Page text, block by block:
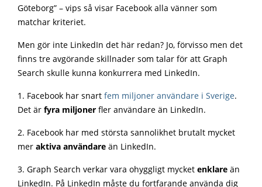
Göteborg” – vips så visar Facebook alla vänner som
matchar kriteriet.
Men gör inte LinkedIn det här redan? Jo, förvisso men det
finns tre avgörande skillnader som talar för att Graph
Search skulle kunna konkurrera med LinkedIn.
1. Facebook har snart fem miljoner användare i Sverige.
Det är fyra miljoner fler användare än LinkedIn.
2. Facebook har med största sannolikhet brutalt mycket
mer aktiva användare än LinkedIn.
3. Graph Search verkar vara ohyggligt mycket enklare än
LinkedIn. På LinkedIn måste du fortfarande använda dig